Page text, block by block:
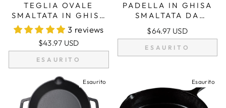
TEGLIA OVALE
SMALTATA IN GHISA
DA 1,58 QT (1,5 L),
TEGLIA PER
LASAGNE, TEGLIA
DA ARROSTO -
ROSSA + 2 PRESINE
3 reviews
$43.97 USD
ESAURITO
PADELLA IN GHISA
SMALTATA DA
10,25"/26 CM,
PADELLA PER
FRIGGERE + 2
COPERTURE PER
$64.97 USD
ESAURITO
Esaurito Esaurito